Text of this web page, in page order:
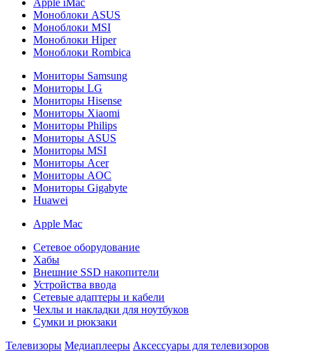
Apple iMac
Моноблоки ASUS
Моноблоки MSI
Моноблоки Hiper
Моноблоки Rombica
Мониторы Samsung
Мониторы LG
Мониторы Hisense
Мониторы Xiaomi
Мониторы Philips
Мониторы ASUS
Мониторы MSI
Мониторы Acer
Мониторы AOC
Мониторы Gigabyte
Huawei
Apple Mac
Сетевое оборудование
Хабы
Внешние SSD накопители
Устройства ввода
Сетевые адаптеры и кабели
Чехлы и накладки для ноутбуков
Сумки и рюкзаки
Телевизоры Медиаплееры Аксессуары для телевизоров